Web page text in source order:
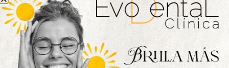
Hazte ya con la trigésimo séptima edición de
la revista Tordesillas al día. Haz clic sobre la
imagen para verla online.